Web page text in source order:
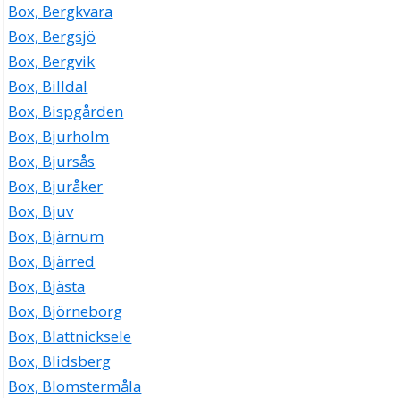
Box, Bergkvara
Box, Bergsjö
Box, Bergvik
Box, Billdal
Box, Bispgården
Box, Bjurholm
Box, Bjursås
Box, Bjuråker
Box, Bjuv
Box, Bjärnum
Box, Bjärred
Box, Bjästa
Box, Björneborg
Box, Blattnicksele
Box, Blidsberg
Box, Blomstermåla